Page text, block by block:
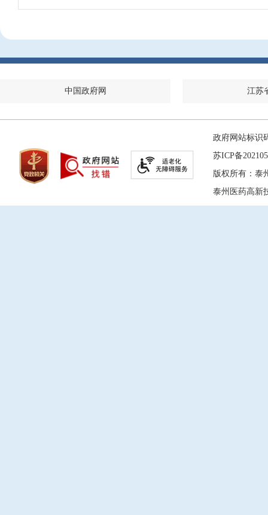
中国政府网 江苏
政府网站标识
苏ICP备
版权所有：泰
泰州医药高新